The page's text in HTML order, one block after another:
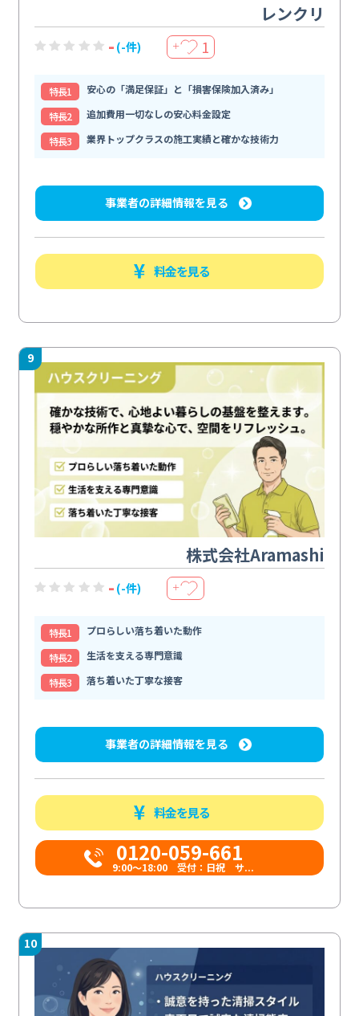
レンクリ
- (-件) ＋ 1
特⻑1
安心の「満足保証」と「損害保険加入済み」
特⻑2
追加費用一切なしの安心料金設定
特⻑3
業界トップクラスの施工実績と確かな技術力
事業者の詳細情報を見る
料金を見る
9
株式会社Aramashi
- (-件) ＋
特⻑1
プロらしい落ち着いた動作
特⻑2
生活を支える専門意識
特⻑3
落ち着いた丁寧な接客
事業者の詳細情報を見る
料金を見る
0120-059-661
9:00〜18:00 受付：日祝 サ...
10